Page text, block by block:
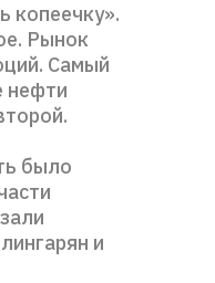
копеечку».
Рынок
Самый
нефти
было
и